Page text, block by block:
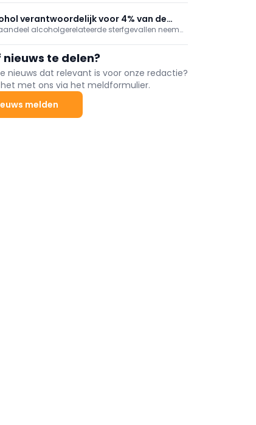
retinopathie, of „eclipsretinopathie”, te
verantwoordelijk voor 4% van de
in België
alcoholgerelateerde sterfgevallen neemt
van Sciensano.
nieuws te delen?
nieuws dat relevant is voor onze redactie?
met ons via het meldformulier.
melden